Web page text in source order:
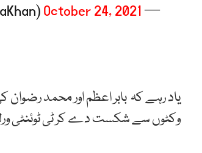
— Mahira Khan (@TheMahiraKhan)
October 24, 2021
وکٹوں سے شکست دے کر ٹی ٹوئنٹی